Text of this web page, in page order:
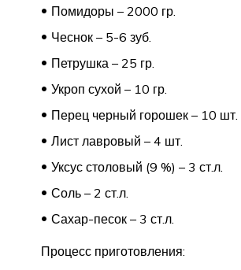
Помидоры – 2000 гр.
Чеснок – 5-6 зуб.
Петрушка – 25 гр.
Укроп сухой – 10 гр.
Перец черный горошек – 10 шт.
Лист лавровый – 4 шт.
Уксус столовый (9 %) – 3 ст.л.
Соль – 2 ст.л.
Сахар-песок – 3 ст.л.
Процесс приготовления: